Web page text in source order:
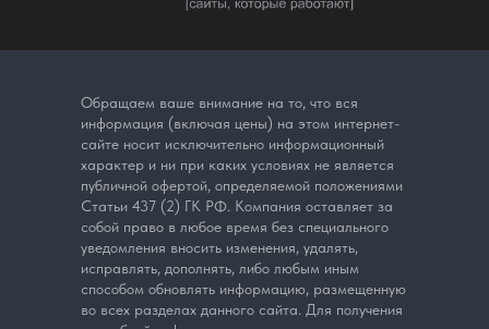
Обращаем ваше внимание на то, что вся
информация (включая цены) на этом интернет-
сайте носит исключительно информационный
характер и ни при каких условиях не является
публичной офертой, определяемой положениями
Статьи 437 (2) ГК РФ. Компания оставляет за
собой право в любое время без специального
уведомления вносить изменения, удалять,
исправлять, дополнять, либо любым иным
способом обновлять информацию, размещенную
во всех разделах данного сайта. Для получения